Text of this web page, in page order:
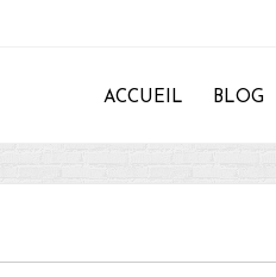
ACCUEIL BLOG